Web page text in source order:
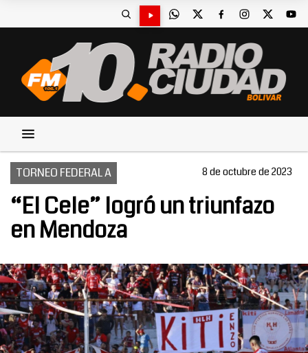
TORNEO FEDERAL A 8 de octubre de 2023
“El Cele” logró un triunfazo
en Mendoza